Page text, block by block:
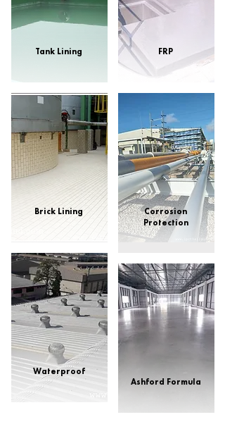
Tank Lining
Learn More
Brick Lining
Learn More
Waterproof
FRP
Learn More
Corrosion
Protection
Learn More
Ashford Formula